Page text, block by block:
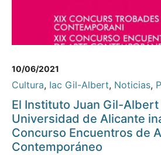
10/06/2021
Cultura, Iac Gil-Albert, Noticias,
El Instituto Juan Gil-Albert
Universidad de Alicante
Concurso Encuentros de
Contemporáneo